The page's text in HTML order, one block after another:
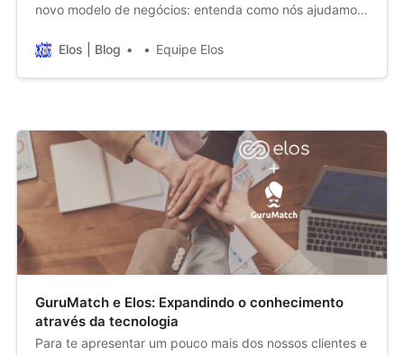
novo modelo de negócios: entenda como nós ajudamos
funcionamento durante o fechamento massivo das
Elos | Blog Equipe Elos
GuruMatch e Elos: Expandindo o conhecimento
através da tecnologia
Para te apresentar um pouco mais dos nossos clientes e